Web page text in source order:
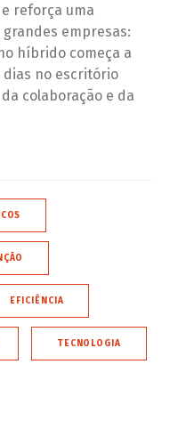
reforça uma
empresas:
híbrido começa a
no escritório
colaboração e da
EFICIÊNCIA
TECNOLOGIA